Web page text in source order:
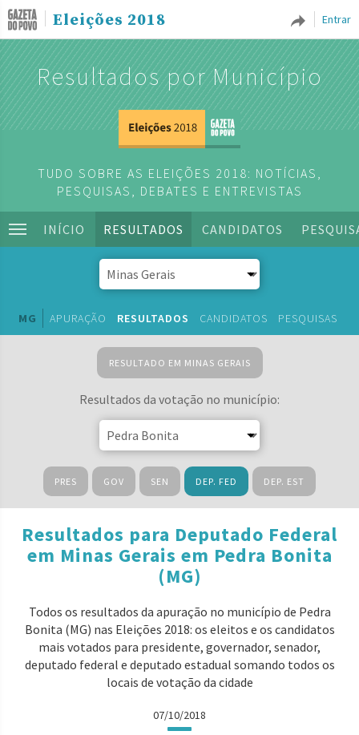
Entrar
Eleições 2018
Resultados por Município
TUDO SOBRE AS ELEIÇÕES 2018: NOTÍCIAS,
PESQUISAS, DEBATES E ENTREVISTAS
INÍCIO RESULTADOS CANDIDATOS
MG APURAÇÃO RESULTADOS CANDIDATOS PESQUISAS
RESULTADO EM MINAS GERAIS
Resultados da votação no município:
PRES GOV SEN DEP. FED DEP. EST
Resultados para Deputado Federal
em Minas Gerais em Pedra Bonita
(MG)
Todos os resultados da apuração no município de Pedra
Bonita (MG) nas Eleições 2018: os eleitos e os candidatos
mais votados para presidente, governador, senador,
deputado federal e deputado estadual somando todos os
locais de votação da cidade
07/10/2018